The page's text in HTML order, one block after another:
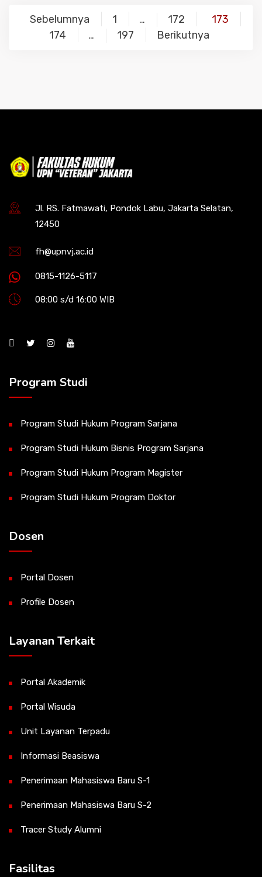
Navigasi
Sebelumnya 1 … 172
173
174
… 197 Berikutnya
Jl. RS. Fatmawati, Pondok Labu, Jakarta Selatan,
12450
fh@upnvj.ac.id
0815-1126-5117
08:00 s/d 16:00 WIB
Program Studi
Program Studi Hukum Program Sarjana
Program Studi Hukum Bisnis Program Sarjana
Program Studi Hukum Program Magister
Program Studi Hukum Program Doktor
Dosen
Portal Dosen
Profile Dosen
Layanan Terkait
Portal Akademik
Portal Wisuda
Unit Layanan Terpadu
Informasi Beasiswa
Penerimaan Mahasiswa Baru S-1
Penerimaan Mahasiswa Baru S-2
Tracer Study Alumni
Fasilitas